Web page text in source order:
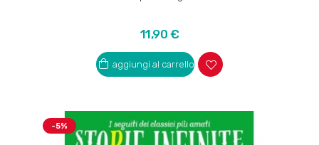
Prezzo
11,90 €
aggiungi al carrello
-5%